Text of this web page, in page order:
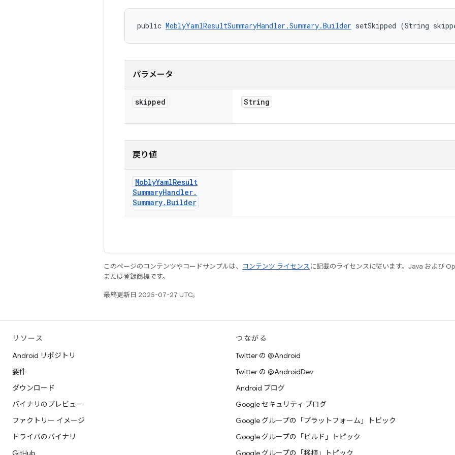
public MoblyYamlResultSummaryHandler.Summary.Builder setSkipped (String
パラメータ
skipped String
戻り値
MoblyYamlResult
SummaryHandler.
Summary. Builder
このページのコンテンツやコードサンプルは、 コンテンツ ライセンスに記載のライセンスに従います。Java および
または登録商標です。
最終更新日 2025-07-27 UTC。
リソース
Android リポジトリ
要件
ダウンロード
バイナリのプレビュー
ファクトリー イメージ
ドライバのバイナリ
GitHub
つながる
Twitter の @Android
Twitter の @AndroidDev
Android ブログ
Google セキュリティ ブログ
Google グループの「プラットフォーム」トピック
Google グループの「ビルド」トピック
Google グループの「移植」トピック